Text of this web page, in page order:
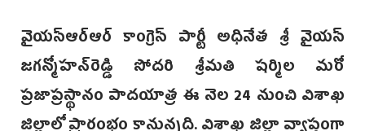
వైయస్‌ఆర్‌ఆర్‌ కాంగ్రెస్‌ పార్టీ అధినేత శ్రీ వైయస్‌
జగన్మోహన్‌రెడ్డి సోదరి శ్రీమతి షర్మిల మరో
ప్రజాప్రస్థానం పాదయాత్ర ఈ నెల 24 నుంచి విశాఖ